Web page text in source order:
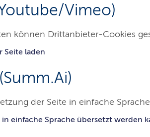
Vimeo)
können Drittanbieter-Cookies
Seite laden
der Seite in einfache
einfache Sprache übersetzt werden
Einstellung der Fischereitätigkeit
der